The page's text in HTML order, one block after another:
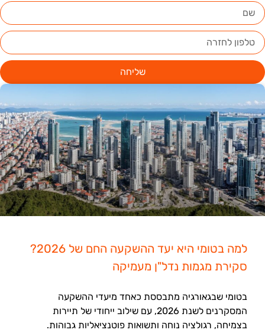
שליחה
למה בטומי היא יעד ההשקעה החם של 2026?
סקירת מגמות נדל"ן מעמיקה
בטומי שבגאורגיה מתבססת כאחד מיעדי ההשקעה
המסקרנים לשנת 2026, עם שילוב ייחודי של תיירות
בצמיחה, רגולציה נוחה ותשואות פוטנציאליות גבוהות.